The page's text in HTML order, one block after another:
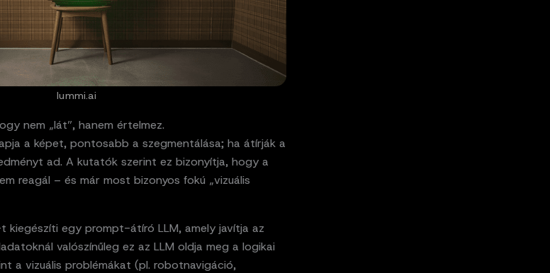
lummi.ai
nem „lát”, hanem értelmez.
a képet, pontosabb a szegmentálása; ha átírják a
ad. A kutatók szerint ez bizonyítja, hogy a
reagál – és már most bizonyos fokú „vizuális
kiegészíti egy prompt-átíró LLM, amely javítja az
valószínűleg ez az LLM oldja meg a logikai
a vizuális problémákat (pl. robotnavigáció,